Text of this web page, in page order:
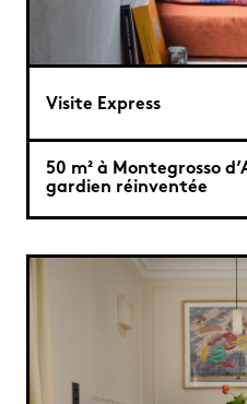
Visite Express
50 m² à Montegrosso
gardien réinventée